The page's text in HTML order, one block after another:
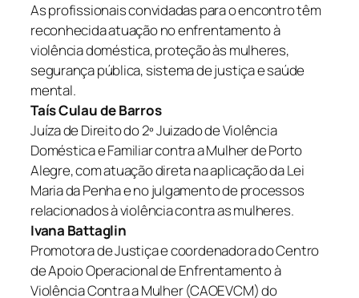
As profissionais convidadas para o encontro têm
reconhecida atuação no enfrentamento à
violência doméstica, proteção às mulheres,
segurança pública, sistema de justiça e saúde
mental.
Taís Culau de Barros
Juíza de Direito do 2º Juizado de Violência
Doméstica e Familiar contra a Mulher de Porto
Alegre, com atuação direta na aplicação da Lei
Maria da Penha e no julgamento de processos
relacionados à violência contra as mulheres.
Ivana Battaglin
Promotora de Justiça e coordenadora do Centro
de Apoio Operacional de Enfrentamento à
Violência Contra a Mulher (CAOEVCM) do